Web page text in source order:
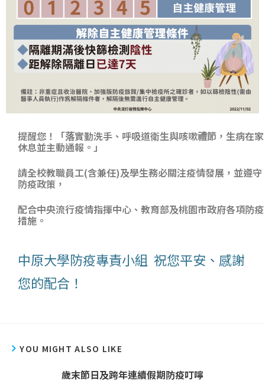
提醒您！「落實勤洗手、呼吸道衛生與咳嗽禮節，生病在家
休息並主動通報。」
請全校教職員工(含兼任)及學生務必關注疫情發展，並遵守
防疫政策，
配合中央流行疫情指揮中心、教育部及桃園市政府各項防疫
措施。
中原大學防疫專責小組 祝您平安、感謝
您的配合！
YOU MIGHT ALSO LIKE
歲末節日及跨年連續假期防疫叮嚀